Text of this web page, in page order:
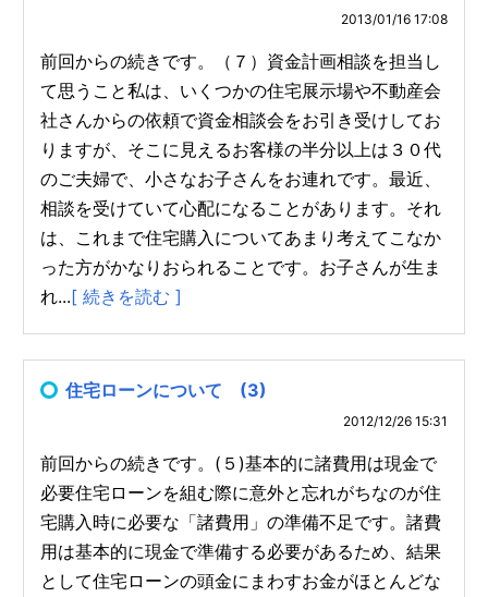
2013/01/16 17:08
前回からの続きです。（７）資金計画相談を担当し
て思うこと私は、いくつかの住宅展示場や不動産会
社さんからの依頼で資金相談会をお引き受けしてお
りますが、そこに見えるお客様の半分以上は３０代
のご夫婦で、小さなお子さんをお連れです。最近、
相談を受けていて心配になることがあります。それ
は、これまで住宅購入についてあまり考えてこなか
った方がかなりおられることです。お子さんが生ま
れ...[ 続きを読む ]
住宅ローンについて (3)
2012/12/26 15:31
前回からの続きです。(５)基本的に諸費用は現金で
必要住宅ローンを組む際に意外と忘れがちなのが住
宅購入時に必要な「諸費用」の準備不足です。諸費
用は基本的に現金で準備する必要があるため、結果
として住宅ローンの頭金にまわすお金がほとんどな